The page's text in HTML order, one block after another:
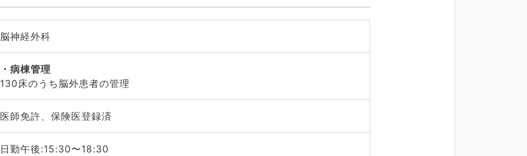
脳神経外科
病棟管理
130床のうち脳外患者の管理
医師免許、保険医登録済
日勤午後:15:30〜18:30